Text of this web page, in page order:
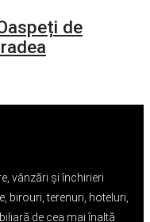
de
vânzări și închirieri
birouri, terenuri, hoteluri,
de cea mai înaltă